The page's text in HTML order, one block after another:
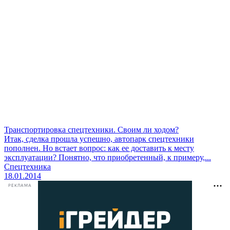
Транспортировка спецтехники. Своим ли ходом?
Итак, сделка прошла успешно, автопарк спецтехники
пополнен. Но встает вопрос: как ее доставить к месту
эксплуатации? Понятно, что приобретенный, к примеру,...
Спецтехника
18.01.2014
РЕКЛАМА